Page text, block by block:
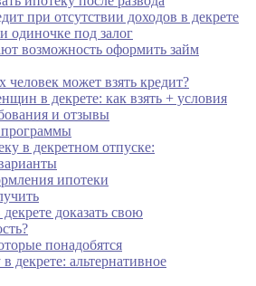
при отсутствии доходов в декрете
одиночке под залог
возможность оформить займ
человек может взять кредит?
в декрете: как взять + условия
и отзывы
в декретном отпуске:
ипотеки
доказать свою
понадобятся
декрете: альтернативное